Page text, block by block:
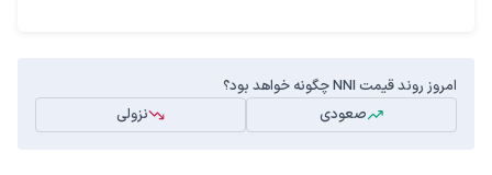
امروز روند قیمت NNI چگونه خواهد بود؟
صعودی
نزولی